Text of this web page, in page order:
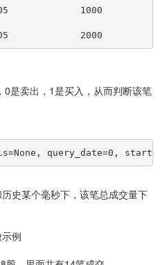
1000
2000
是卖出，1是买入，从而判断该笔
query_date=0,
史某个毫秒下，该笔总成交量下
例